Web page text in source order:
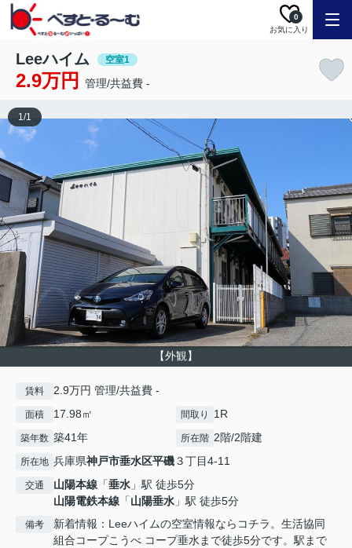
お気に入り
0
Leeハイム 空室1
2.9万円 管理/共益費 -
【外観】
1/1
賃料 2.9万円 管理/共益費 -
面積 17.98㎡ 間取り 1R
築年数 築41年 所在階 2階/2階建
所在地 兵庫県神戸市垂水区平磯３丁目4-11
交通 山陽本線 「垂水 」駅 徒歩5分
山陽電鉄本線 「山陽垂水 」駅 徒歩5分
備考
新着情報：Leeハイムの空室情報ならコチラ。生活協同
組合コープこうべ コープ垂水まで徒歩5分です。駅まで